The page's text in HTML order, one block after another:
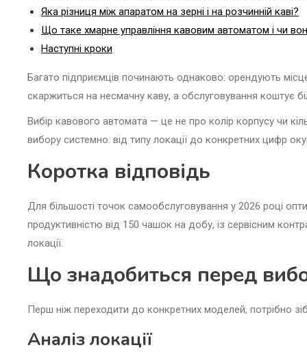
Яка різниця між апаратом на зерні і на розчинній каві?
Що таке хмарне управління кавовим автоматом і чи
Наступні кроки
Багато підприємців починають однаково: орендують
скаржиться на несмачну каву, а обслуговування коштує
Вибір кавового автомата — це не про колір корпусу чи
вибору системно: від типу локації до конкретних цифр
Коротка відповідь
Для більшості точок самообслуговування у 2026 році
продуктивністю від 150 чашок на добу, із сервісним
локації.
Що знадобиться перед
Перш ніж переходити до конкретних моделей, потрібно
Аналіз локації